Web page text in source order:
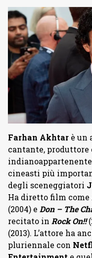
Farhan Akhtar è un
cantante,
cineasti più
degli sceneggiatori
Ha diretto film come
(2004) e Don – The
recitato in Rock On!!
(2013). L’attore ha
pluriennale con